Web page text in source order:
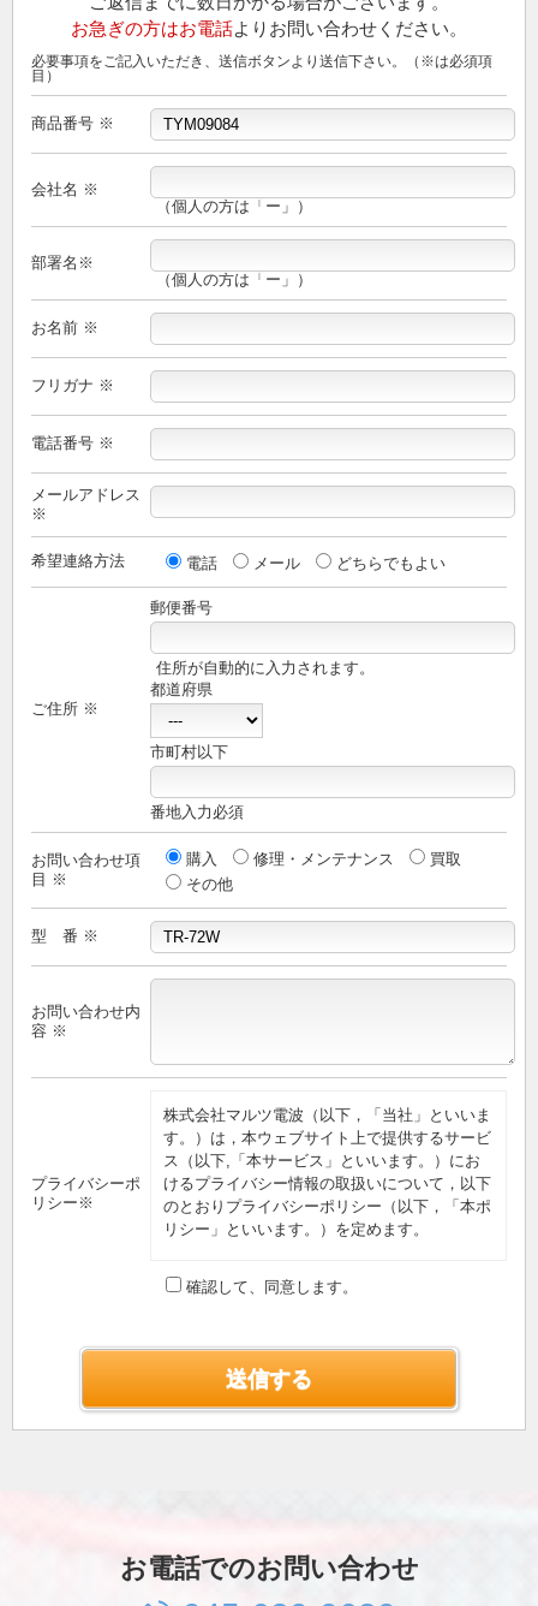
お急ぎの方はお電話よりお問い合わせください。
必要事項をご記入いただき、送信ボタンより送信下さい。（※は必須項
目）
商品番号 ※
会社名 ※
（個人の方は「ー」）
部署名※
（個人の方は「ー」）
お名前 ※
フリガナ ※
電話番号 ※
メールアドレス
※
希望連絡方法 電話 メール どちらでもよい
ご住所 ※
郵便番号
住所が自動的に入力されます。
都道府県
市町村以下
番地入力必須
お問い合わせ項
目 ※
購入 修理・メンテナンス
買取
その他
型 番 ※
お問い合わせ内
容 ※
プライバシーポ
リシー※
株式会社マルツ電波（以下，「当社」といいま
す。）は，本ウェブサイト上で提供するサービ
ス（以下,「本サービス」といいます。）にお
けるプライバシー情報の取扱いについて，以下
のとおりプライバシーポリシー（以下，「本ポ
リシー」といいます。）を定めます。
第1条（プライバシー情報）
プライバシー情報のうち「個人情報」とは，個
し，生存する個人に関する情報であって，当該
情報に含まれる氏名，生年月日，住所，電話番
号，連絡先その他の記述等により特定の個人を
識別できる情報を指します。
プライバシー情報のうち「履歴情報および特性
ド，ご利用日時，ご利用の方法，ご利用環境，
郵便番号や性別，職業，年齢，ユーザーのIPア
確認して、同意します。
お電話でのお問い合わせ